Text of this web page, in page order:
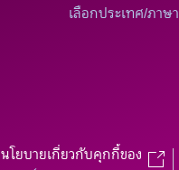
เลือกประเทศ/ภาษา
นโยบายเกี่ยวกับคุกกี้ของ